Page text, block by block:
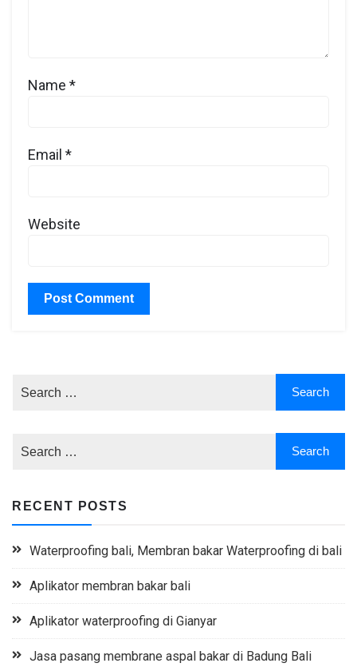
Name *
Email *
Website
RECENT POSTS
Waterproofing bali, Membran bakar Waterproofing di bali
Aplikator membran bakar bali
Aplikator waterproofing di Gianyar
Jasa pasang membrane aspal bakar di Badung Bali